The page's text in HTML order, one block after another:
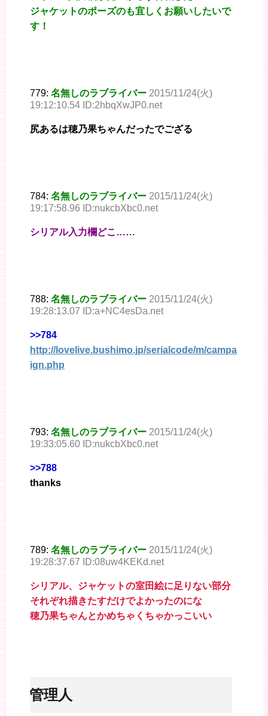
ジャケットのポーズのも宜しくお願いしたいで
す！
779: 名無しのラブライバー 2015/11/24(火)
19:12:10.54 ID:2hbqXwJP0.net
尻あるは穂乃果ちゃんだったでござる
784: 名無しのラブライバー 2015/11/24(火)
19:17:58.96 ID:nukcbXbc0.net
シリアル入力欄どこ……
788: 名無しのラブライバー 2015/11/24(火)
19:28:13.07 ID:a+NC4esDa.net
>>784
http://lovelive.bushimo.jp/serialcode/m/campa
ign.php
793: 名無しのラブライバー 2015/11/24(火)
19:33:05.60 ID:nukcbXbc0.net
>>788
thanks
789: 名無しのラブライバー 2015/11/24(火)
19:28:37.67 ID:08uw4KEKd.net
シリアル、ジャケットの室田絵に足りない部分
それぞれ描きたすだけでよかったのにな
穂乃果ちゃんとかめちゃくちゃかっこいい
※管理人